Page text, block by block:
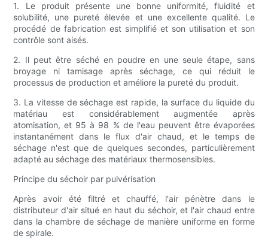
1. Le produit présente une bonne uniformité, fluidité et
solubilité, une pureté élevée et une excellente qualité. Le
procédé de fabrication est simplifié et son utilisation et son
contrôle sont aisés.
2. Il peut être séché en poudre en une seule étape, sans
broyage ni tamisage après séchage, ce qui réduit le
processus de production et améliore la pureté du produit.
3. La vitesse de séchage est rapide, la surface du liquide du
matériau est considérablement augmentée après
atomisation, et 95 à 98 % de l'eau peuvent être évaporées
instantanément dans le flux d'air chaud, et le temps de
séchage n'est que de quelques secondes, particulièrement
adapté au séchage des matériaux thermosensibles.
Principe du séchoir par pulvérisation
Après avoir été filtré et chauffé, l'air pénètre dans le
distributeur d'air situé en haut du séchoir, et l'air chaud entre
dans la chambre de séchage de manière uniforme en forme
de spirale.